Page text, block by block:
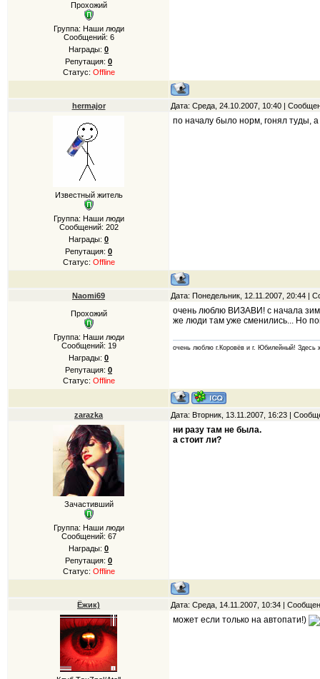
Прохожий
Группа: Наши люди
Сообщений: 6
Награды: 0
Репутация: 0
Статус: Offline
hermajor Дата: Среда, 24.10.2007, 10:40 |
Известный житель
Группа: Наши люди
Сообщений: 202
Награды: 0
Репутация: 0
Статус: Offline
по началу было норм, гонял туды,
Naomi69 Дата: Понедельник, 12.11.2007, 20:44 |
Прохожий
Группа: Наши люди
Сообщений: 19
Награды: 0
Репутация: 0
Статус: Offline
очень люблю ВИЗАВИ! с начала
же люди там уже сменились... Но
очень люблю г.Коровёв и г. Юбилейный! Здесь
zarazka Дата: Вторник, 13.11.2007, 16:23 |
Зачастивший
Группа: Наши люди
Сообщений: 67
Награды: 0
Репутация: 0
Статус: Offline
ни разу там не была.
а стоит ли?
Ёжик) Дата: Среда, 14.11.2007, 10:34 |
может если только на автопати!)